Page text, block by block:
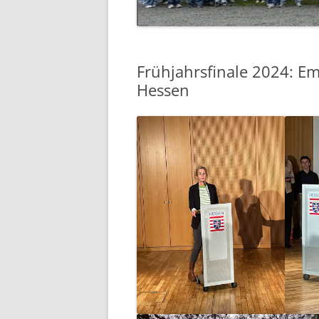
Frühjahrsfinale 2024:
Hessen